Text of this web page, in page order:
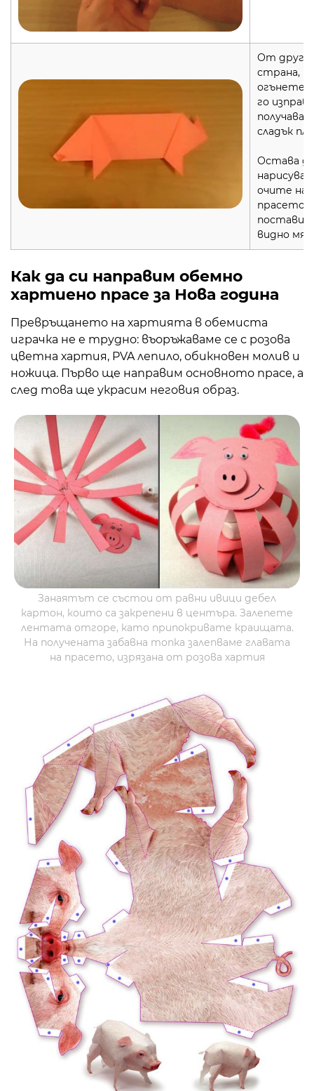
От друга
страна,
огънете
го
сладък
Остава да
очите на
прасето
поставим
видно
Как да си направим обемно
хартиено прасе за Нова година
Превръщането на хартията в обемиста
играчка не е трудно: въоръжаваме се с розова
цветна хартия, PVA лепило, обикновен молив и
ножица. Първо ще направим основното прасе, а
след това ще украсим неговия образ.
Занаятът се състои от равни ивици дебел
картон, които са закрепени в центъра. Залепете
лентата отгоре, като припокривате краищата.
На получената забавна топка залепваме главата
на прасето, изрязана от розова хартия